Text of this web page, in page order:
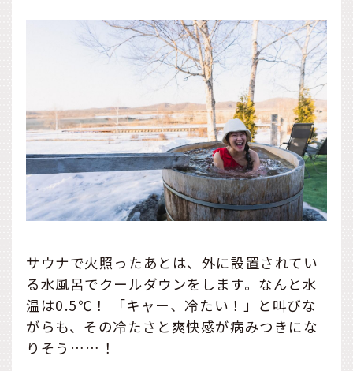
サウナで火照ったあとは、外に設置されてい
る水風呂でクールダウンをします。なんと水
温は0.5℃！ 「キャー、冷たい！」と叫びな
がらも、その冷たさと爽快感が病みつきにな
りそう……！